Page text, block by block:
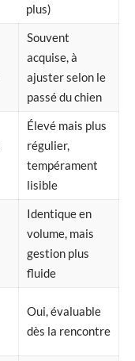
plus)
Souvent
acquise, à
ajuster selon le
passé du chien
Élevé mais plus
régulier,
tempérament
lisible
Identique en
volume, mais
gestion plus
fluide
Oui, évaluable
dès la rencontre